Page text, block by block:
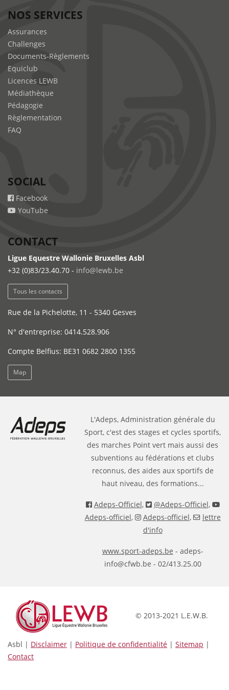
NOS SERVICES
Assurances
Challenges
Documents-Règlements
Equiclub
Licences LEWB
Médiathèque
Pédagogie
Règlementation
FAQ
SOCIAL
Facebook
YouTube
CONTACT
Ligue Equestre Wallonie Bruxelles Asbl
+32 (0)83/23.40.70 - info@lewb.be
Tous les contacts
Rue de la Pichelotte, 11 - 5340 Gesves
N° d'entreprise: 0414.528.906
Compte Belfius: BE31 0682 2800 1355
Map
L'Adeps, Administration générale du
Sport, c'est des stages et cycles sportifs,
des marches Point vert mais aussi des
subventions au fédérations et clubs
reconnus, des aides aux sportifs de
haut niveau, des formations...
Adeps-Officiel, @Adeps-Officiel,
Adeps-officiel, Adeps-officiel,
lettre
d'info
www.sport-adeps.be - adeps-
info@cfwb.be - 02/413.25.00
© 2013-2021 L.E.W.B.
Asbl | Disclaimer | Politique de confidentialité | Sitemap |
Contact